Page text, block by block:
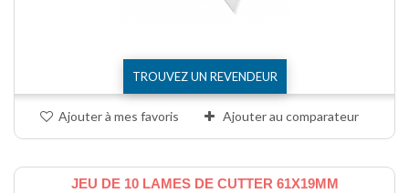
TROUVEZ UN REVENDEUR
Ajouter à mes favoris Ajouter au comparateur
JEU DE 10 LAMES DE CUTTER 61X19MM